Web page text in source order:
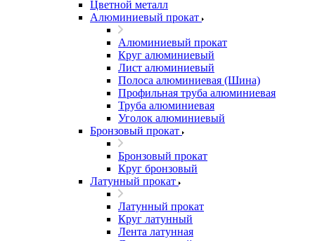
Цветной металл
Алюминиевый прокат
Алюминиевый прокат
Круг алюминиевый
Лист алюминиевый
Полоса алюминиевая (Шина)
Профильная труба алюминиевая
Труба алюминиевая
Уголок алюминиевый
Бронзовый прокат
Бронзовый прокат
Круг бронзовый
Латунный прокат
Латунный прокат
Круг латунный
Лента латунная